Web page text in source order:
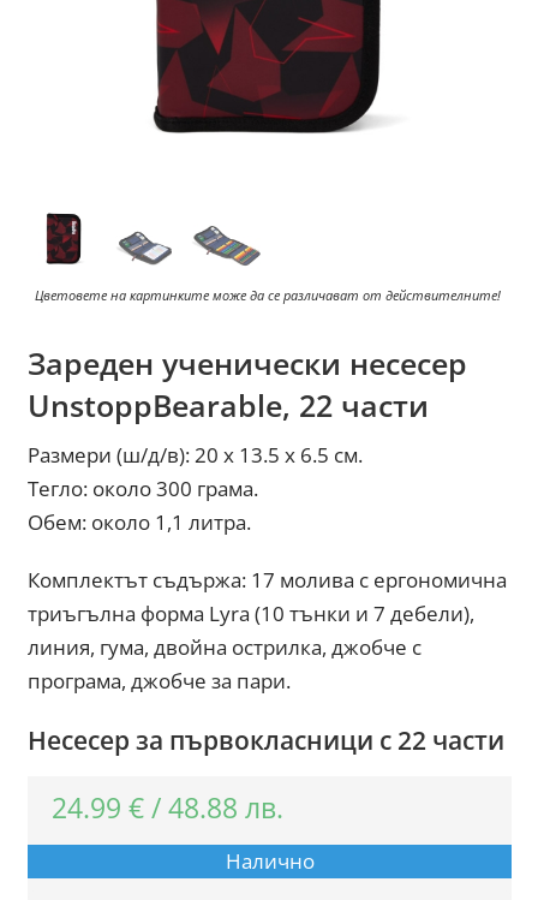
Цветовете на картинките може да се различават от действителните!
Зареден ученически несесер
UnstoppBearable, 22 части
Размери (ш/д/в): 20 x 13.5 x 6.5 см.
Тегло: около 300 грама.
Обем: около 1,1 литра.
Комплектът съдържа: 17 молива с ергономична
триъгълна форма Lyra (10 тънки и 7 дебели),
линия, гума, двойна острилка, джобче с
програма, джобче за пари.
Несесер за първокласници с 22 части
24.99€ /48.88лв.
Налично